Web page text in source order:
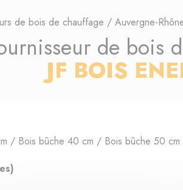
de bois de chauffage / Auvergne-
de bois
JF BOIS
/ Bois bûche 40 cm / Bois bûche 50